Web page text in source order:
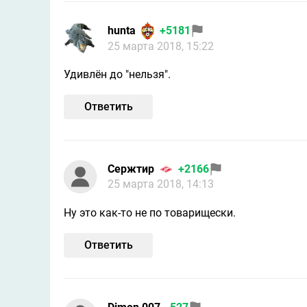
hunta
+5181
25 марта 2018, 15:22
Удивлён до "нельзя".
Ответить
Сержтир
+2166
25 марта 2018, 14:13
Ну это как-то не по товарищески.
Ответить